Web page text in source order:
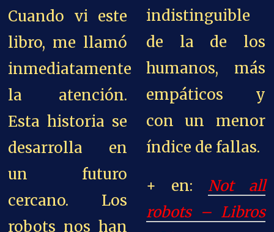
Cuando vi este
libro, me llamó
inmediatamente
la atención.
Esta historia se
desarrolla en
un futuro
cercano. Los
robots nos han
indistinguible
de la de los
humanos, más
empáticos y
con un menor
índice de fallas.
+ en: Not all
robots – Libros